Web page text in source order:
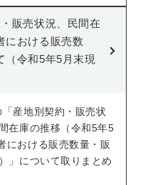
販売状況、民間在
における販売数
（令和5年5月末現
産地別契約・販売状
在庫の推移（令和5年5
における販売数量・販
」について取りまとめ